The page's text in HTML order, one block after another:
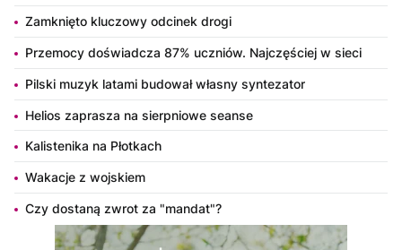
Zamknięto kluczowy odcinek drogi
Przemocy doświadcza 87% uczniów. Najczęściej w sieci
Pilski muzyk latami budował własny syntezator
Helios zaprasza na sierpniowe seanse
Kalistenika na Płotkach
Wakacje z wojskiem
Czy dostaną zwrot za "mandat"?